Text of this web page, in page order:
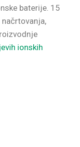
baterije. 15
ionskih